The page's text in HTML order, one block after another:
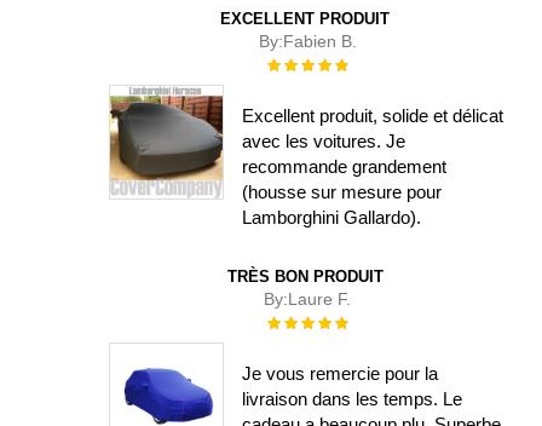
EXCELLENT PRODUIT
By:Fabien B.
Évaluation :
Excellent produit, solide et délicat
avec les voitures. Je
recommande grandement
(housse sur mesure pour
Lamborghini Gallardo).
TRÈS BON PRODUIT
By:Laure F.
Évaluation :
Je vous remercie pour la
livraison dans les temps. Le